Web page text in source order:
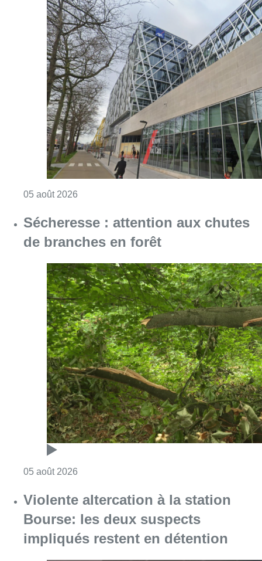
05 août 2026
Sécheresse : attention aux chutes
de branches en forêt
05 août 2026
Violente altercation à la station
Bourse: les deux suspects
impliqués restent en détention